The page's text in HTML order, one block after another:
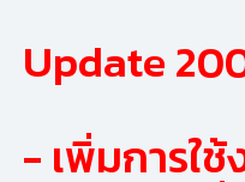
Update
- เพิ่มการใช้